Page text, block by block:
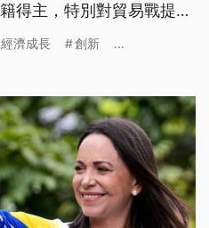
得主，特別對貿易戰提出
洲，應該加大對科技創新
經濟成長 創新 ...